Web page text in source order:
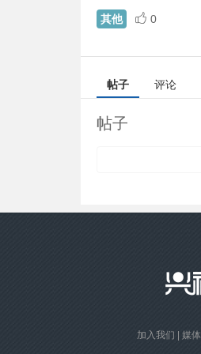
其他 0
帖子 评论
帖子
加入我们 媒